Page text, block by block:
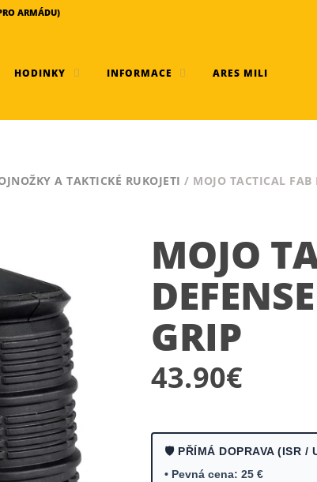
ARMÁDU)
HODINKY INFORMACE ARES MILI
A TAKTICKÉ RUKOJETI / MOJO TACTICAL FAB
MOJO
GRIP
43.90€
🛡️ PŘÍMÁ DOPRAVA (ISR /
• Pevná cena: 25 €